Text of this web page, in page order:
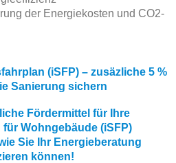
der Energiekosten und CO2-
(iSFP) – zusäzliche 5 %
Sanierung sichern
Fördermittel für Ihre
Wohngebäude (iSFP)
Sie Ihr Energieberatung
können!